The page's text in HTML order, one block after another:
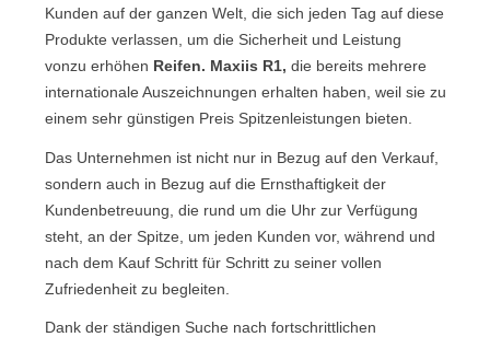
Kunden auf der ganzen Welt, die sich jeden Tag auf diese
Produkte verlassen, um die Sicherheit und Leistung
vonzu erhöhen Reifen. Maxiis R1, die bereits mehrere
internationale Auszeichnungen erhalten haben, weil sie zu
einem sehr günstigen Preis Spitzenleistungen bieten.
Das Unternehmen ist nicht nur in Bezug auf den Verkauf,
sondern auch in Bezug auf die Ernsthaftigkeit der
Kundenbetreuung, die rund um die Uhr zur Verfügung
steht, an der Spitze, um jeden Kunden vor, während und
nach dem Kauf Schritt für Schritt zu seiner vollen
Zufriedenheit zu begleiten.
Dank der ständigen Suche nach fortschrittlichen